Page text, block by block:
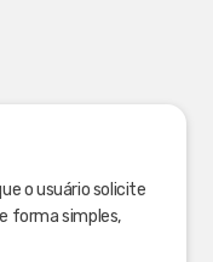
o usuário solicite
forma simples,